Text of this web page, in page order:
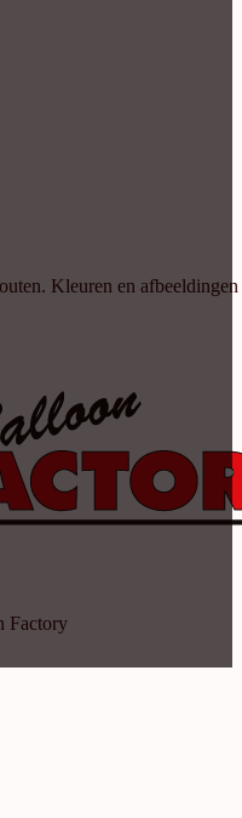
Kleuren en
Factory